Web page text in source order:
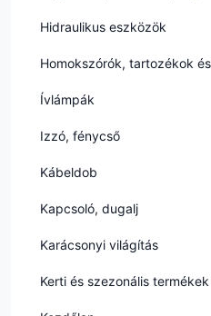
Hidraulikus eszközök
Homokszórók, tartozékok
Ívlámpák
Izzó, fénycső
Kábeldob
Kapcsoló, dugalj
Karácsonyi világítás
Kerti és szezonális termékek